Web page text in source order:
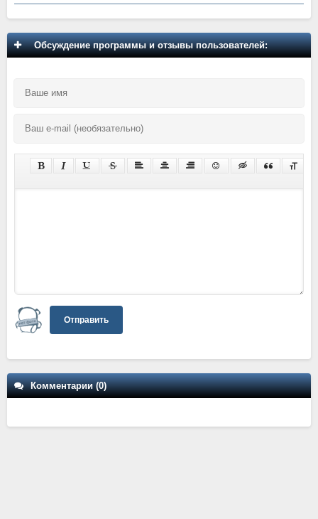
Обсуждение программы и отзывы пользователей:
Отправить
Комментарии (0)